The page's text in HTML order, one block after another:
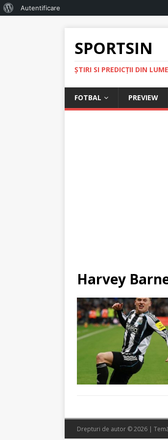
Autentificare
SPORTSIN
ŞTIRI SI PREDICŢII DIN
FOTBAL PREVIEW
Harvey
Drepturi de autor © 2026 |